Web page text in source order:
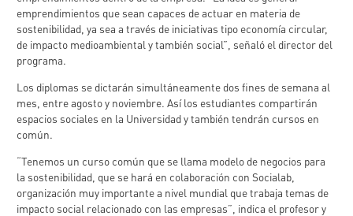
emprendimientos que sean capaces de actuar en materia de
sostenibilidad, ya sea a través de iniciativas tipo economía circular,
de impacto medioambiental y también social”, señaló el director del
programa.
Los diplomas se dictarán simultáneamente dos fines de semana al
mes, entre agosto y noviembre. Así los estudiantes compartirán
espacios sociales en la Universidad y también tendrán cursos en
común.
“Tenemos un curso común que se llama modelo de negocios para
la sostenibilidad, que se hará en colaboración con Socialab,
organización muy importante a nivel mundial que trabaja temas de
impacto social relacionado con las empresas”, indica el profesor y